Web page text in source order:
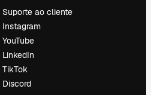
Suporte ao cliente
Instagram
YouTube
LinkedIn
TikTok
Discord